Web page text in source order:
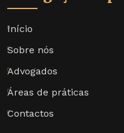
Início
Sobre nós
Advogados
Áreas de práticas
Contactos